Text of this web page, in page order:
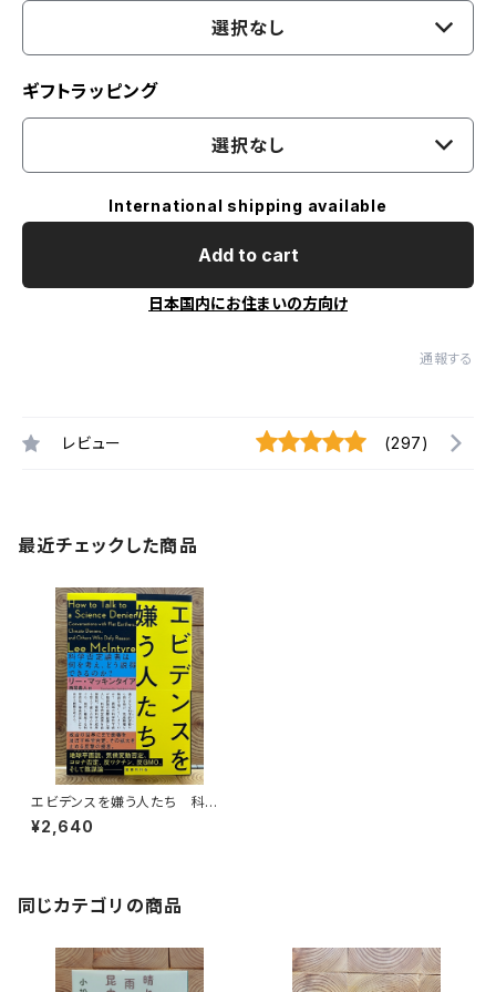
選択なし
ギフトラッピング
選択なし
International shipping available
Add to cart
日本国内にお住まいの方向け
通報する
レビュー (297)
最近チェックした商品
エビデンスを嫌う人たち 科学
否定論者は何を考え、どう説得
できるのか？
¥2,640
同じカテゴリの商品